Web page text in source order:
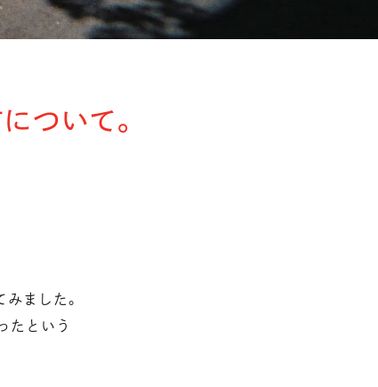
ついて。
ました。
たという